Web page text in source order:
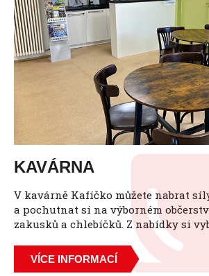
KAVÁRNA
V kavárně Kafíčko můžete nabrat
a pochutnat si na výborném
zakusků a chlebíčků. Z nabídky si
VÍCE INFORMACÍ